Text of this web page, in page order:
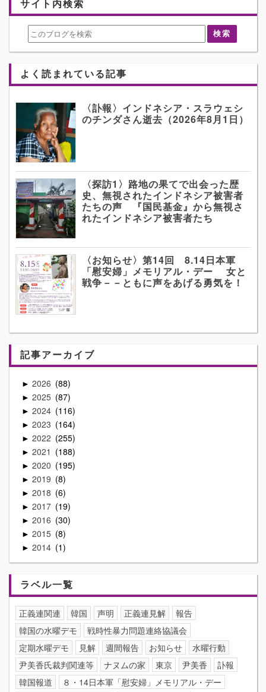
サイト内検索
よく読まれている記事
〈訃報〉インドネシア・スラウェシ
のチンダさん逝去（2026年8月1日）
〈探訪1〉路地の果てで出会った歴
史、無視されたインドネシア被害者
たちの声 『国民基金』から無視さ
れたインドネシア被害者たち
〈お知らせ〉第14回 8.14日本軍
「慰安婦」メモリアル・デー 女と
戦争－－ともに声をあげる勇気を！
記事アーカイブ
► 2026 88
► 2025 87
► 2024 116
► 2023 164
► 2022 255
► 2021 188
► 2020 195
► 2019 8
► 2018 6
► 2017 19
► 2016 30
► 2015 8
► 2014 1
ラベル一覧
正義連関連 韓国 声明 正義連見解
報告
韓国の水曜デモ
戦時性暴力問題連絡協議会
定期水曜デモ
見解 週間報告 お知らせ
水曜行動
尹美香氏裁判関連等
ナヌムの家 東京 尹美香
訃報
韓国報道
８・14日本軍「慰安婦」メモリアル・デー